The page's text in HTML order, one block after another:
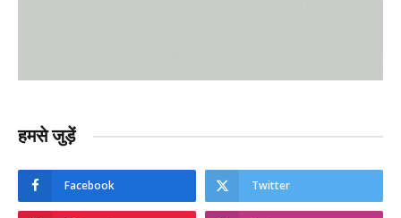
हमसे जुड़ें
Facebook Twitter